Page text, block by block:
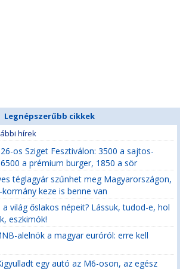
Legnépszerűbb cikkek
hírek
os Sziget Fesztiválon: 3500 a sajtos-
a prémium burger, 1850 a sör
téglagyár szűnhet meg Magyarországon,
keze is benne van
a világ őslakos népeit? Lássuk, tudod-e, hol
eszkimók!
alelnök a magyar euróról: erre kell
egy autó az M6-oson, az egész